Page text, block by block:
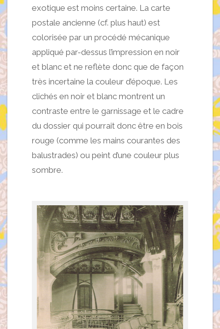
exotique est moins certaine. La carte
postale ancienne (cf. plus haut) est
colorisée par un procédé mécanique
appliqué par-dessus l’impression en noir
et blanc et ne reflète donc que de façon
très incertaine la couleur d’époque. Les
clichés en noir et blanc montrent un
contraste entre le garnissage et le cadre
du dossier qui pourrait donc être en bois
rouge (comme les mains courantes des
balustrades) ou peint d’une couleur plus
sombre.